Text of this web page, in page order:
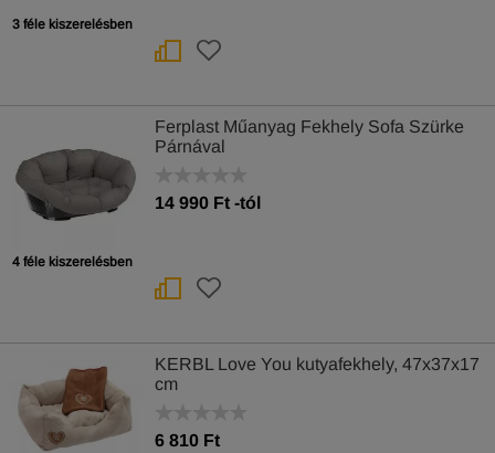
3 féle kiszerelésben
4 féle kiszerelésben
Ferplast Műanyag Fekhely Sofa Szürke
Párnával
14 990 Ft -tól
KERBL Love You kutyafekhely, 47x37x17
cm
6 810 Ft